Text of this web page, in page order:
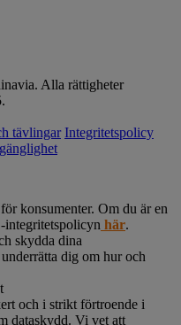
Alla rättigheter
tävlingar Integritetspolicy
konsumenter. Om du är en
integritetspolicyn här.
skydda dina
dig om hur och
och i strikt förtroende i
dataskydd. Vi vet att